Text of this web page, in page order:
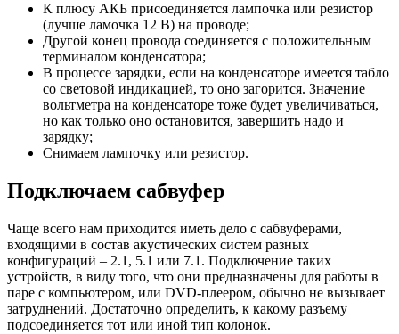
К плюсу АКБ присоединяется лампочка или резистор
(лучше ламочка 12 В) на проводе;
Другой конец провода соединяется с положительным
терминалом конденсатора;
В процессе зарядки, если на конденсаторе имеется табло
со световой индикацией, то оно загорится. Значение
вольтметра на конденсаторе тоже будет увеличиваться,
но как только оно остановится, завершить надо и
зарядку;
Снимаем лампочку или резистор.
Подключаем сабвуфер
Чаще всего нам приходится иметь дело с сабвуферами,
входящими в состав акустических систем разных
конфигураций – 2.1, 5.1 или 7.1. Подключение таких
устройств, в виду того, что они предназначены для работы в
паре с компьютером, или DVD-плеером, обычно не вызывает
затруднений. Достаточно определить, к какому разъему
подсоединяется тот или иной тип колонок.